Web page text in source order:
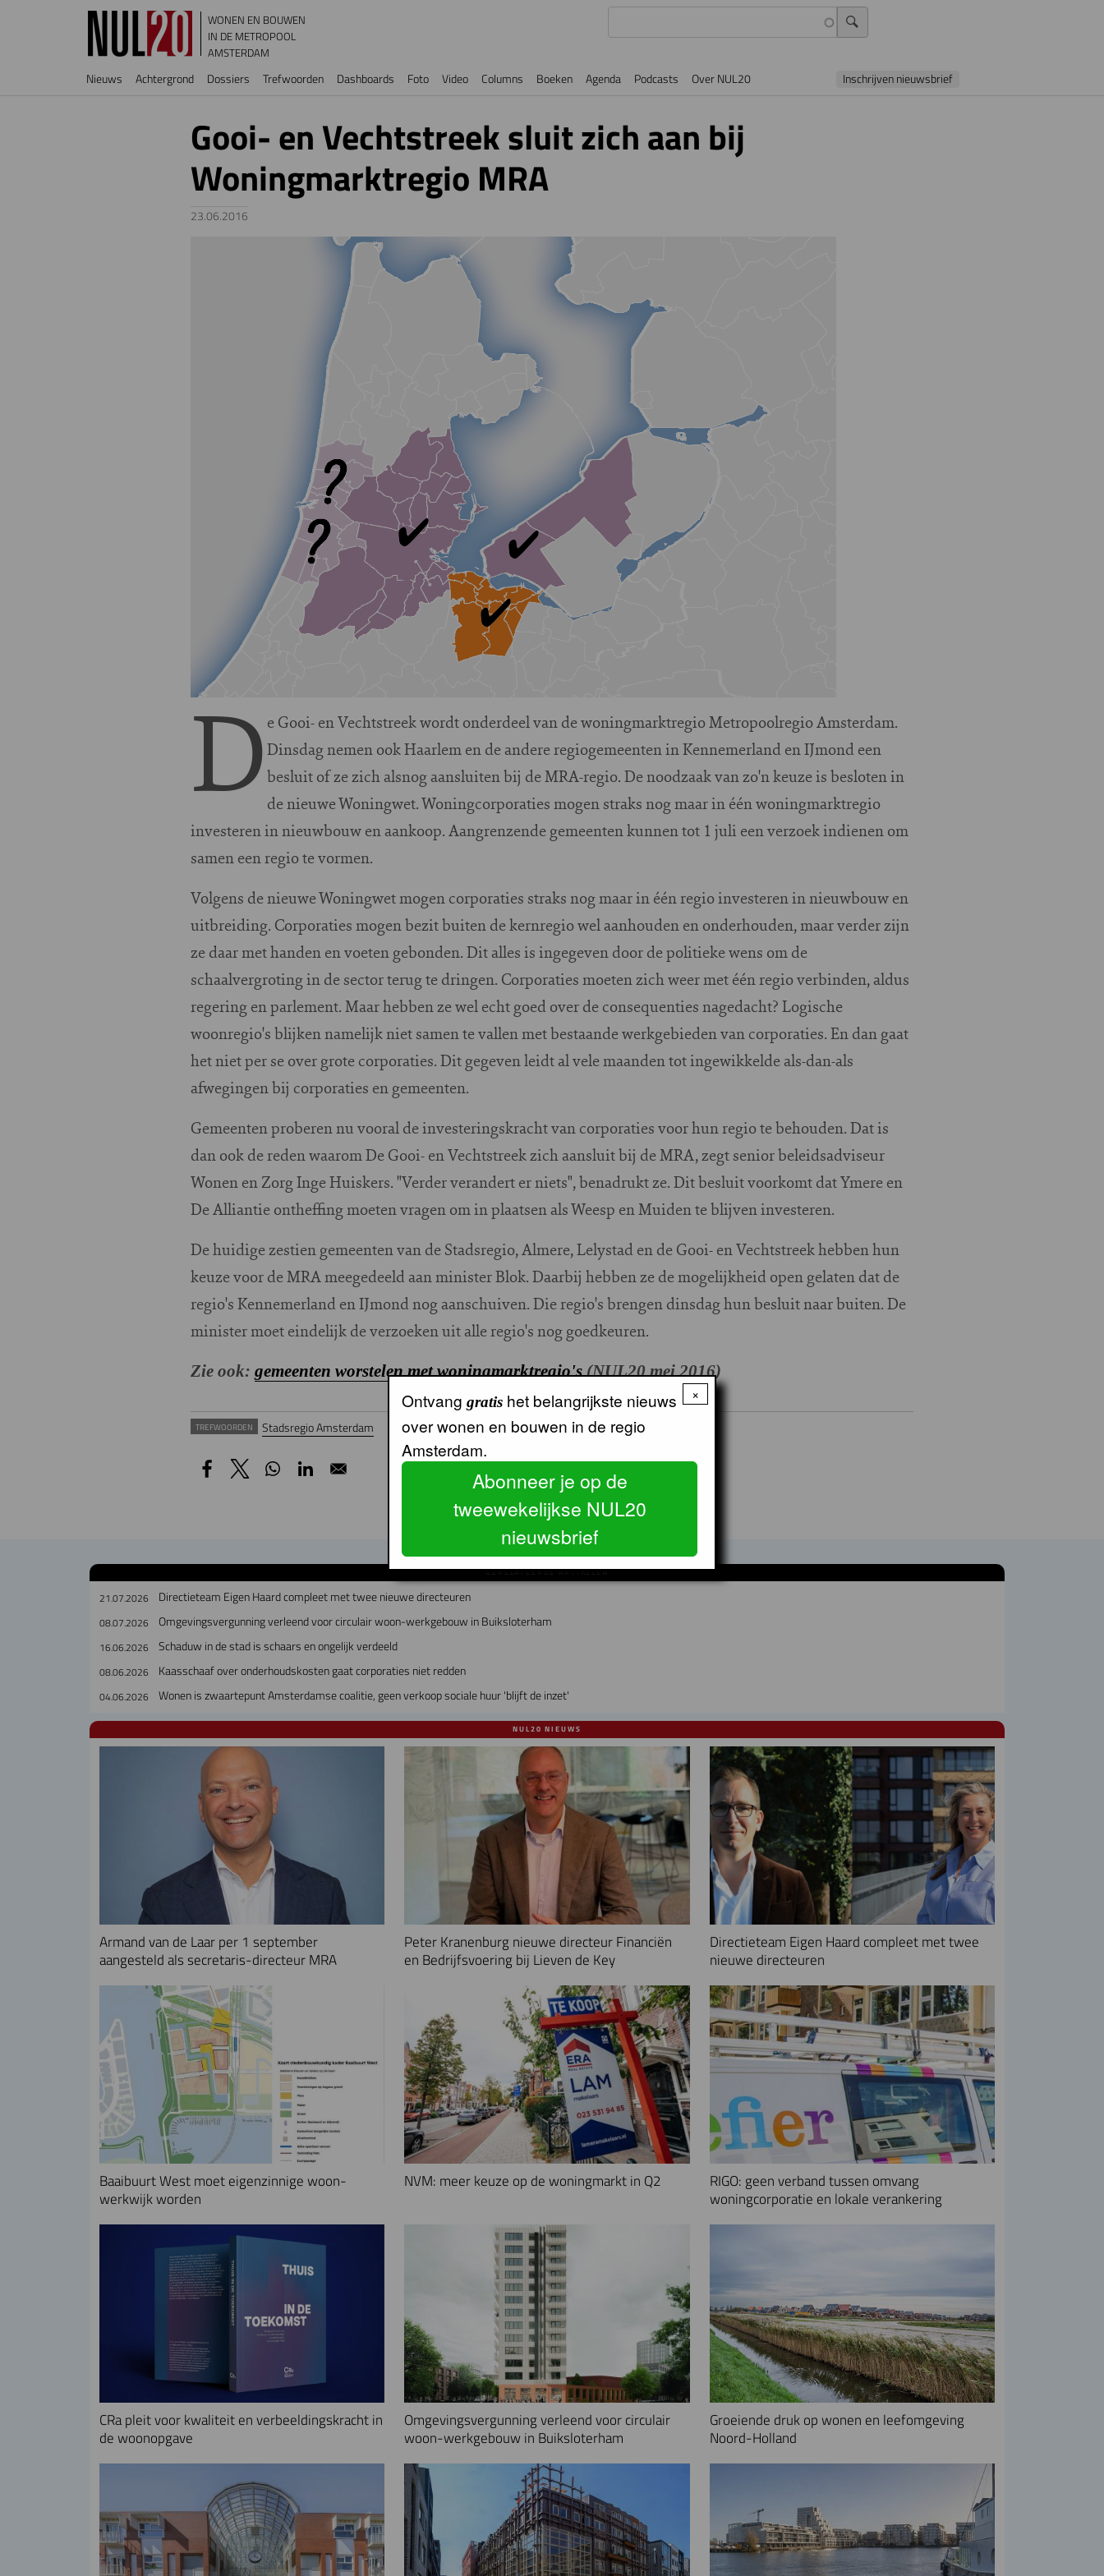
Overslaan en naar de inhoud gaan
WONEN EN BOUWEN
IN DE METROPOOL
AMSTERDAM
Hoofdnavigatie
Nieuws Achtergrond Dossiers Trefwoorden Dashboards Foto Video Columns Boeken Agenda Podcasts Over NUL20 Inschrijven nieuwsbrief
Gooi- en Vechtstreek sluit zich aan bij
Woningmarktregio MRA
23.06.2016
D e Gooi- en Vechtstreek wordt onderdeel van de woningmarktregio Metropoolregio Amsterdam.
Dinsdag nemen ook Haarlem en de andere regiogemeenten in Kennemerland en IJmond een
besluit of ze zich alsnog aansluiten bij de MRA-regio. De noodzaak van zo'n keuze is besloten in
de nieuwe Woningwet. Woningcorporaties mogen straks nog maar in één woningmarktregio
investeren in nieuwbouw en aankoop. Aangrenzende gemeenten kunnen tot 1 juli een verzoek indienen om
samen een regio te vormen.
Volgens de nieuwe Woningwet mogen corporaties straks nog maar in één regio investeren in nieuwbouw en
uitbreiding. Corporaties mogen bezit buiten de kernregio wel aanhouden en onderhouden, maar verder zijn
ze daar met handen en voeten gebonden. Dit alles is ingegeven door de politieke wens om de
schaalvergroting in de sector terug te dringen. Corporaties moeten zich weer met één regio verbinden, aldus
regering en parlement. Maar hebben ze wel echt goed over de consequenties nagedacht? Logische
woonregio's blijken namelijk niet samen te vallen met bestaande werkgebieden van corporaties. En dan gaat
het niet per se over grote corporaties. Dit gegeven leidt al vele maanden tot ingewikkelde als-dan-als
afwegingen bij corporaties en gemeenten.
Gemeenten proberen nu vooral de investeringskracht van corporaties voor hun regio te behouden. Dat is
dan ook de reden waarom De Gooi- en Vechtstreek zich aansluit bij de MRA, zegt senior beleidsadviseur
Wonen en Zorg Inge Huiskers. "Verder verandert er niets", benadrukt ze. Dit besluit voorkomt dat Ymere en
De Alliantie ontheffing moeten vragen om in plaatsen als Weesp en Muiden te blijven investeren.
De huidige zestien gemeenten van de Stadsregio, Almere, Lelystad en de Gooi- en Vechtstreek hebben hun
keuze voor de MRA meegedeeld aan minister Blok. Daarbij hebben ze de mogelijkheid open gelaten dat de
regio's Kennemerland en IJmond nog aanschuiven. Die regio's brengen dinsdag hun besluit naar buiten. De
minister moet eindelijk de verzoeken uit alle regio's nog goedkeuren.
Zie ook: gemeenten worstelen met woningmarktregio's(NUL20 mei 2016)
TREFWOORDEN Stadsregio Amsterdam
GERELATEERDE ARTIKELEN
21.07.2026 Directieteam Eigen Haard compleet met twee nieuwe directeuren
08.07.2026 Omgevingsvergunning verleend voor circulair woon-werkgebouw in Buiksloterham
16.06.2026 Schaduw in de stad is schaars en ongelijk verdeeld
08.06.2026 Kaasschaaf over onderhoudskosten gaat corporaties niet redden
04.06.2026 Wonen is zwaartepunt Amsterdamse coalitie, geen verkoop sociale huur 'blijft de inzet'
NUL20 NIEUWS
Armand van de Laar per 1 september
aangesteld als secretaris-directeur MRA
Peter Kranenburg nieuwe directeur Financiën
en Bedrijfsvoering bij Lieven de Key
Directieteam Eigen Haard compleet met twee
nieuwe directeuren
Baaibuurt West moet eigenzinnige woon-
werkwijk worden
NVM: meer keuze op de woningmarkt in Q2
RIGO: geen verband tussen omvang
woningcorporatie en lokale verankering
CRa pleit voor kwaliteit en verbeeldingskracht in
de woonopgave
Omgevingsvergunning verleend voor circulair
woon-werkgebouw in Buiksloterham
Groeiende druk op wonen en leefomgeving
Noord-Holland
×
Ontvang gratis het belangrijkste nieuws
over wonen en bouwen in de regio
Amsterdam.
Abonneer je op de
tweewekelijkse NUL20
nieuwsbrief